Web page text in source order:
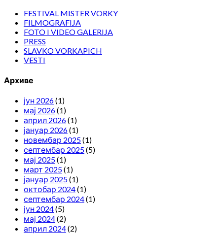
FESTIVAL MISTER VORKY
FILMOGRAFIJA
FOTO I VIDEO GALERIJA
PRESS
SLAVKO VORKAPICH
VESTI
Архиве
јун 2026(1)
мај 2026(1)
април 2026(1)
јануар 2026(1)
новембар 2025(1)
септембар 2025(5)
мај 2025(1)
март 2025(1)
јануар 2025(1)
октобар 2024(1)
септембар 2024(1)
јун 2024(5)
мај 2024(2)
април 2024(2)